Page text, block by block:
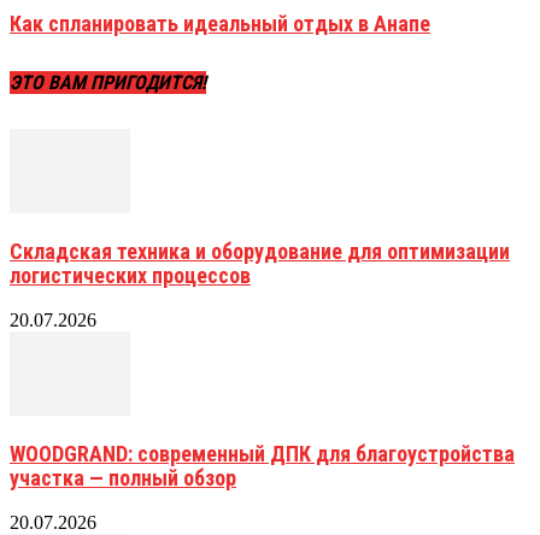
Как спланировать идеальный отдых в Анапе
ЭТО ВАМ ПРИГОДИТСЯ!
Складская техника и оборудование для оптимизации
логистических процессов
20.07.2026
WOODGRAND: современный ДПК для благоустройства
участка — полный обзор
20.07.2026